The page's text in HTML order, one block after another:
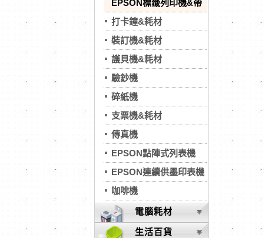
EPSON標籤列印機&帶
打卡鐘&耗材
裝訂機&耗材
護貝機&耗材
驗鈔機
碎紙機
支票機&耗材
傳真機
EPSON點陣式列表機
EPSON連續供墨印表機
咖啡機
電腦耗材
生活百貨